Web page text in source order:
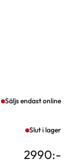
Säljs endast online
Slut i lager
2990:-